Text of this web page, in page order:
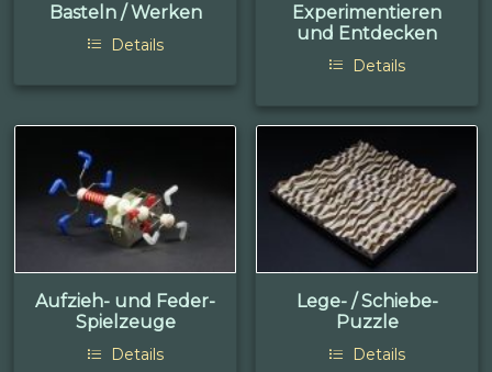
Basteln / Werken
Details
Experimentieren
und Entdecken
Details
Aufzieh- und Feder-
Spielzeuge
Details
Lege- / Schiebe-
Puzzle
Details